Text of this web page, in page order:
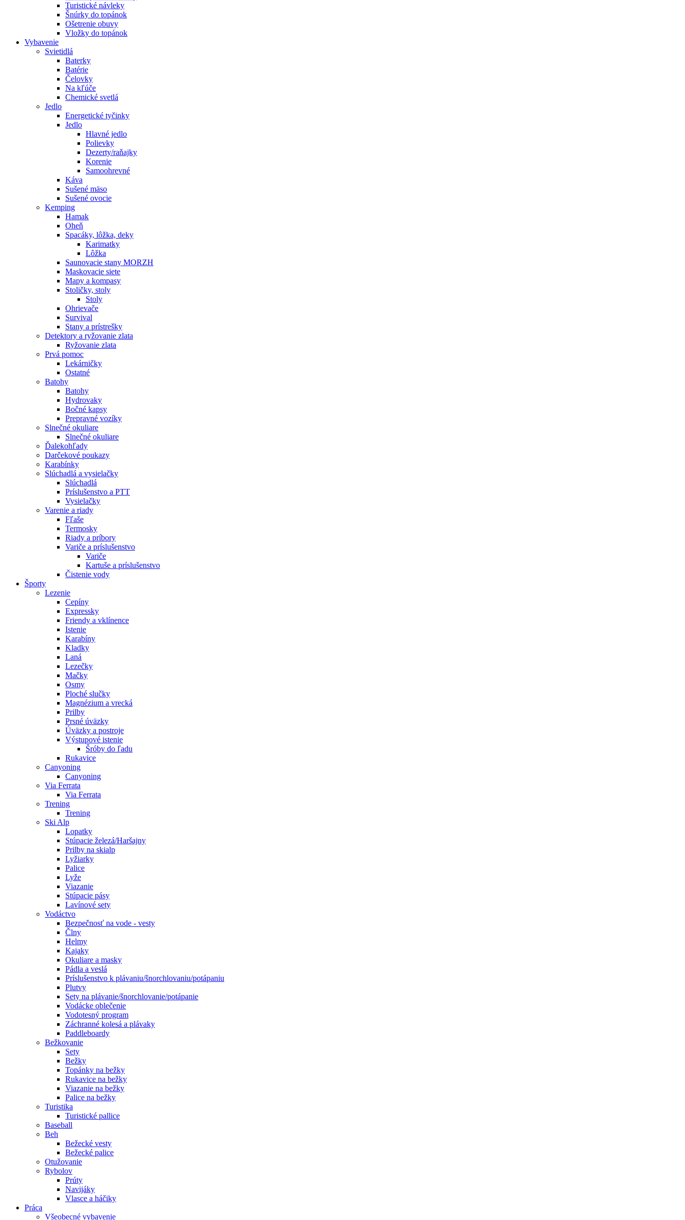
Turistické návleky
Šnúrky do topánok
Ošetrenie obuvy
Vložky do topánok
Vybavenie
Svietidlá
Baterky
Batérie
Čelovky
Na kľúče
Chemické svetlá
Jedlo
Energetické tyčinky
Jedlo
Hlavné jedlo
Polievky
Dezerty/raňajky
Korenie
Samoohrevné
Káva
Sušené mäso
Sušené ovocie
Kemping
Hamak
Oheň
Spacáky, lôžka, deky
Karimatky
Lôžka
Saunovacie stany MORZH
Maskovacie siete
Mapy a kompasy
Stoličky, stoly
Stoly
Ohrievače
Survival
Stany a prístrešky
Detektory a ryžovanie zlata
Ryžovanie zlata
Prvá pomoc
Lekárničky
Ostatné
Batohy
Batohy
Hydrovaky
Bočné kapsy
Prepravné vozíky
Slnečné okuliare
Slnečné okuliare
Ďalekohľady
Darčekové poukazy
Karabínky
Slúchadlá a vysielačky
Slúchadlá
Príslušenstvo a PTT
Vysielačky
Varenie a riady
Fľaše
Termosky
Riady a príbory
Variče a príslušenstvo
Variče
Kartuše a príslušenstvo
Čistenie vody
Športy
Lezenie
Cepíny
Expressky
Friendy a vklínence
Istenie
Karabíny
Kladky
Laná
Lezečky
Mačky
Osmy
Ploché slučky
Magnézium a vrecká
Prilby
Prsné úväzky
Úväzky a postroje
Výstupové istenie
Šróby do ľadu
Rukavice
Canyoning
Canyoning
Via Ferrata
Via Ferrata
Trening
Trening
Ski Alp
Lopatky
Stúpacie železá/Haršajny
Prilby na skialp
Lyžiarky
Palice
Lyže
Viazanie
Stúpacie pásy
Lavínové sety
Vodáctvo
Bezpečnosť na vode - vesty
Člny
Helmy
Kajaky
Okuliare a masky
Pádla a veslá
Príslušenstvo k plávaniu/šnorchlovaniu/potápaniu
Plutvy
Sety na plávanie/šnorchlovanie/potápanie
Vodácke oblečenie
Vodotesný program
Záchranné kolesá a plávaky
Paddleboardy
Bežkovanie
Sety
Bežky
Topánky na bežky
Rukavice na bežky
Viazanie na bežky
Palice na bežky
Turistika
Turistické pallice
Baseball
Beh
Bežecké vesty
Bežecké palice
Otužovanie
Rybolov
Prúty
Navijáky
Vlasce a háčiky
Práca
Všeobecné vybavenie